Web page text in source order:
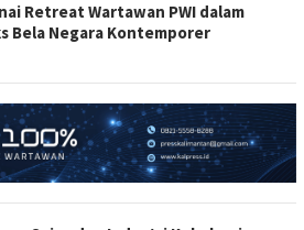
Retreat Wartawan PWI dalam
Bela Negara Kontemporer